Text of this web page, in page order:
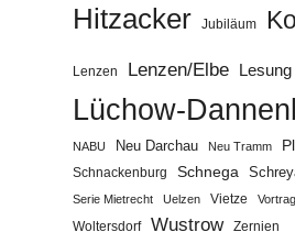
Hitzacker Jubiläum
Lenzen Lenzen/Elbe Lesung
Lüchow-
NABU Neu Darchau Neu Tramm
Schnackenburg Schnega
Serie Mietrecht
Uelzen Vietze Vortrag
Woltersdorf Wustrow Zernien